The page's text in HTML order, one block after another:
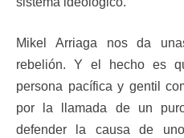
Mikel Arriaga nos da
rebelión. Y el hecho es
persona pacífica y gentil
por la llamada de un
defender la causa de